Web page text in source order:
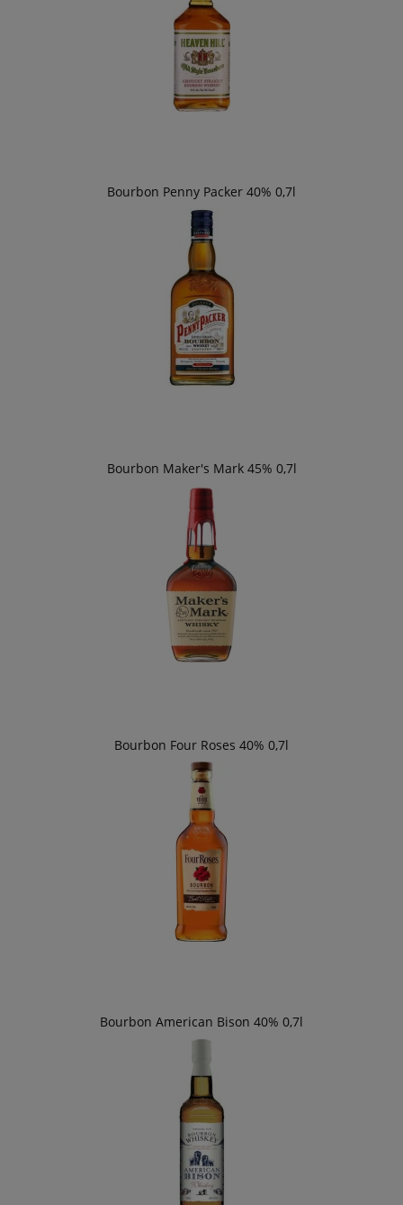
Bourbon Penny Packer 40% 0,7l
Bourbon Maker's Mark 45% 0,7l
Bourbon Four Roses 40% 0,7l
Bourbon American Bison 40% 0,7l